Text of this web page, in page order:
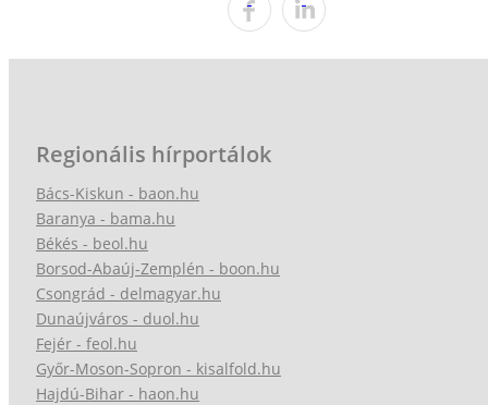
Regionális hírportálok
Bács-Kiskun - baon.hu
Baranya - bama.hu
Békés - beol.hu
Borsod-Abaúj-Zemplén - boon.hu
Csongrád - delmagyar.hu
Dunaújváros - duol.hu
Fejér - feol.hu
Győr-Moson-Sopron - kisalfold.hu
Hajdú-Bihar - haon.hu